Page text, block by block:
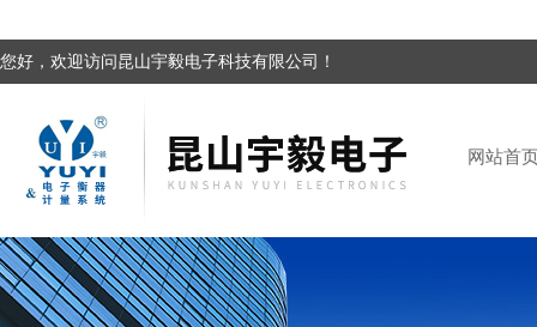
您好，欢迎访问昆山宇毅电子科技有限公司！
网站首